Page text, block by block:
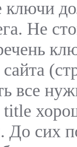
ключи
Не
все
title
До сих